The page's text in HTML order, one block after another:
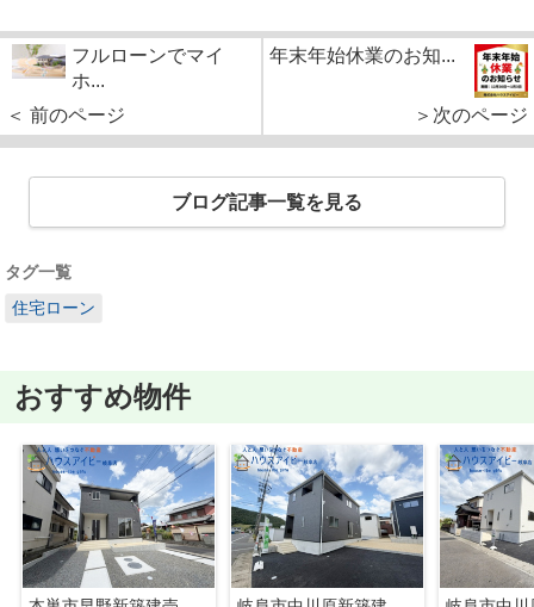
フルローンでマイ
ホ...
＜ 前のページ
年末年始休業のお知...
＞次のページ
ブログ記事一覧を見る
タグ一覧
住宅ローン
おすすめ物件